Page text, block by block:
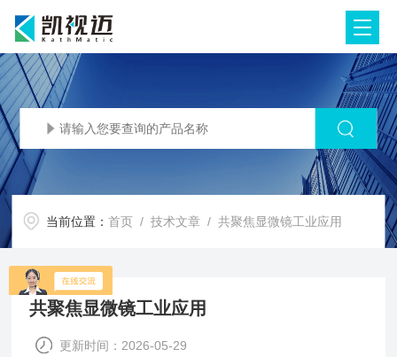
当前位置：首页 /技术文章 / 共聚焦显微镜工业应用
共聚焦显微镜工业应用
更新时间：2026-05-29